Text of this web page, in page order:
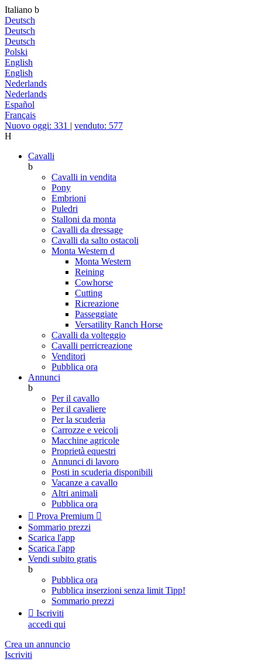
Italiano b
Deutsch
Deutsch
Deutsch
Polski
English
English
Nederlands
Nederlands
Español
Français
Nuovo oggi: 331 | venduto: 577
H
Cavalli
b
Cavalli in vendita
Pony
Embrioni
Puledri
Stalloni da monta
Cavalli da dressage
Cavalli da salto ostacoli
Monta Western d
Monta Western
Reining
Cowhorse
Cutting
Ricreazione
Passeggiate
Versatility Ranch Horse
Cavalli da volteggio
Cavalli perricreazione
Venditori
Pubblica ora
Annunci
b
Per il cavallo
Per il cavaliere
Per la scuderia
Carrozze e veicoli
Macchine agricole
Proprietà equestri
Annunci di lavoro
Posti in scuderia disponibili
Vacanze a cavallo
Altri animali
Pubblica ora
 Prova Premium 
Sommario prezzi
Scarica l'app
Scarica l'app
Vendi subito gratis
b
Pubblica ora
Pubblica inserzioni senza limit Tipp!
Sommario prezzi
 Iscriviti
accedi qui
Crea un annuncio
Iscriviti